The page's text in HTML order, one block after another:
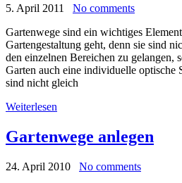
5. April 2011
No comments
Gartenwege sind ein wichtiges
Gartengestaltung geht, denn sie sind
den einzelnen Bereichen zu gelangen,
Garten auch eine individuelle optische
sind nicht gleich
Weiterlesen
Gartenwege anlegen
24. April 2010
No comments